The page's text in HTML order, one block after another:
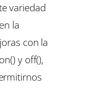
variedad
la
con la
y off(),